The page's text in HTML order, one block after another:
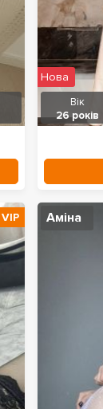
Вік
26 років
Нова
VIP Аміна